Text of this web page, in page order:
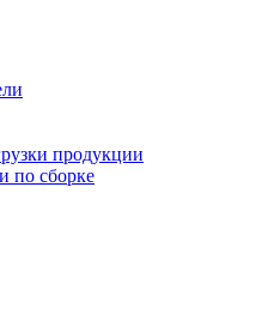
продукции
по сборке